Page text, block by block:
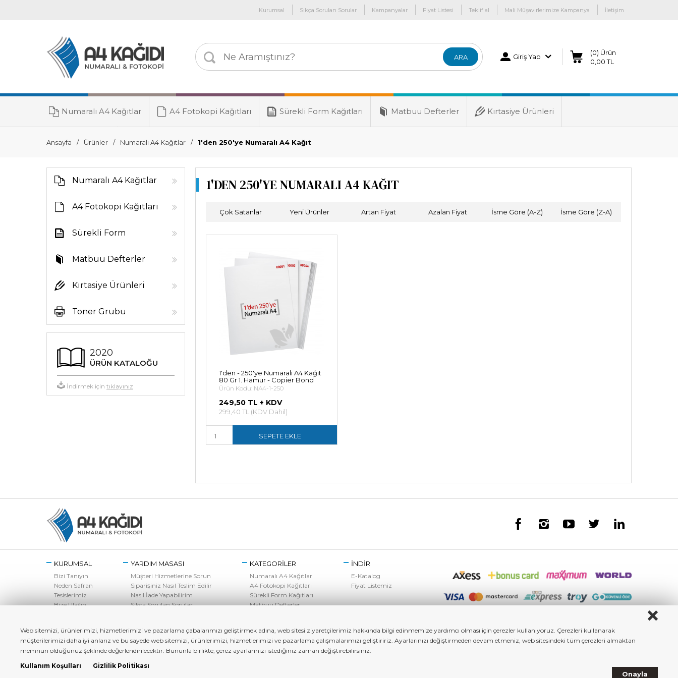
Kurumsal Sıkça Sorulan Sorular Kampanyalar Fiyat Listesi Teklif al Mali Müşavirlerimize Kampanya İletişim
ARA Giriş Yap
(0) Ürün
0,00 TL
Numaralı A4 Kağıtlar A4 Fotokopi Kağıtları Sürekli Form Kağıtları Matbuu Defterler Kırtasiye Ürünleri
Toner Grubu
Ansayfa Ürünler Numaralı A4 Kağıtlar 1'den 250'ye Numaralı A4 Kağıt
Numaralı A4 Kağıtlar
A4 Fotokopi Kağıtları
Sürekli Form
Kağıtları
Matbuu Defterler
Kırtasiye Ürünleri
Toner Grubu
2020
ÜRÜN KATALOĞU
İndirmek için tıklayınız
1'DEN 250'YE NUMARALI A4 KAĞIT
Çok Satanlar Yeni Ürünler Artan Fiyat Azalan Fiyat İsme Göre (A-Z) İsme Göre (Z-A)
1'den - 250'ye Numaralı A4 Kağıt
80 Gr 1. Hamur - Copier Bond
Ürün Kodu: NA4-1-250
249,50 TL + KDV
299,40 TL (KDV Dahil)
SEPETE EKLE
KURUMSAL
Bizi Tanıyın
Neden Safran
Tesislerimiz
Bize Ulaşın
YARDIM MASASI
Müşteri Hizmetlerine Sorun
Siparişiniz Nasıl Teslim Edilir
Nasıl İade Yapabilirim
Sıkça Sorulan Sorular
KATEGORİLER
Numaralı A4 Kağıtlar
A4 Fotokopi Kağıtları
Sürekli Form Kağıtları
Matbuu Defterler
İNDİR
E-Katalog
Fiyat Listemiz
Onayla
Web sitemizi, ürünlerimizi, hizmetlerimizi ve pazarlama çabalarımızı geliştirmek adına, web sitesi ziyaretçilerimiz hakkında bilgi edinmemize yardımcı olması için çerezler kullanıyoruz. Çerezleri kullanarak
müşterilerimizi daha iyi anlarız ve bu sayede web sitemizi, ürünlerimizi, hizmetlerimizi ve pazarlama çalışmalarımızı geliştiririz. Ayarlarınızı değiştirmeden devam etmeniz, web sitesindeki tüm çerezleri almaktan
memnun olduğunuz şeklinde değerlendirilecektir. Bununla birlikte, çerez ayarlarınızı istediğiniz zaman değiştirebilirsiniz.
Kullanım Koşulları
Gizlilik Politikası